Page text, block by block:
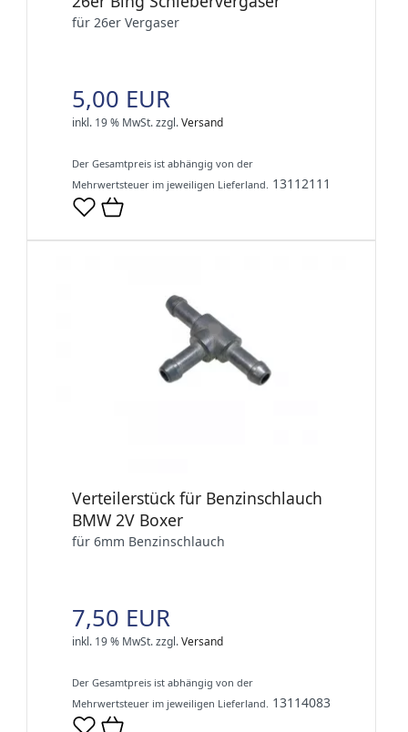
für 26er Vergaser
5,00 EUR
inkl. 19 % MwSt.zzgl.Versand
Der Gesamtpreis ist abhängig von der
Mehrwertsteuer im jeweiligen Lieferland. 13112111
Verteilerstück für Benzinschlauch
BMW 2V Boxer
für 6mm Benzinschlauch
7,50 EUR
inkl. 19 % MwSt.zzgl.Versand
Der Gesamtpreis ist abhängig von der
Mehrwertsteuer im jeweiligen Lieferland. 13114083